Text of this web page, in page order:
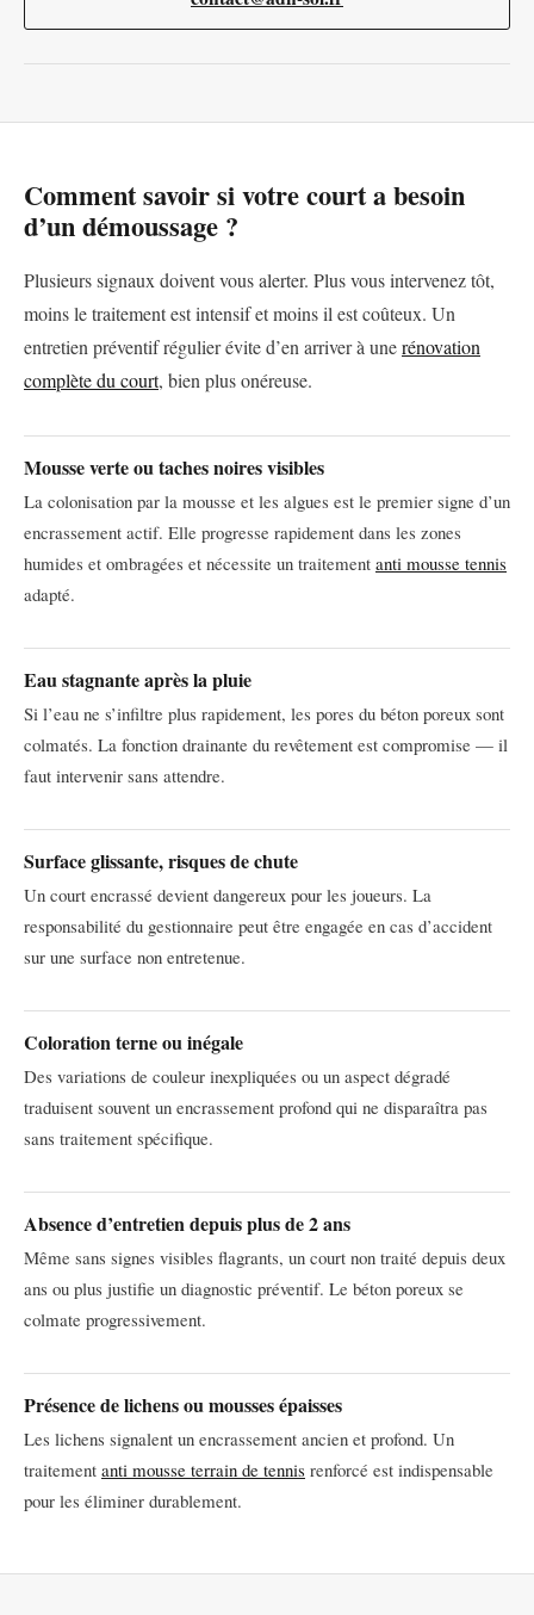
Comment savoir si votre court a besoin
d’un démoussage ?
Plusieurs signaux doivent vous alerter. Plus vous intervenez tôt,
moins le traitement est intensif et moins il est coûteux. Un
entretien préventif régulier évite d’en arriver à unerénovation
complète du court, bien plus onéreuse.
Mousse verte ou taches noires visibles
La colonisation par la mousse et les algues est le premier signe d’un
encrassement actif. Elle progresse rapidement dans les zones
humides et ombragées et nécessite un traitement anti mousse tennis
adapté.
Eau stagnante après la pluie
Si l’eau ne s’infiltre plus rapidement, les pores du béton poreux sont
colmatés. La fonction drainante du revêtement est compromise — il
faut intervenir sans attendre.
Surface glissante, risques de chute
Un court encrassé devient dangereux pour les joueurs. La
responsabilité du gestionnaire peut être engagée en cas d’accident
sur une surface non entretenue.
Coloration terne ou inégale
Des variations de couleur inexpliquées ou un aspect dégradé
traduisent souvent un encrassement profond qui ne disparaîtra pas
sans traitement spécifique.
Absence d’entretien depuis plus de 2 ans
Même sans signes visibles flagrants, un court non traité depuis deux
ans ou plus justifie un diagnostic préventif. Le béton poreux se
colmate progressivement.
Présence de lichens ou mousses épaisses
Les lichens signalent un encrassement ancien et profond. Un
traitement anti mousse terrain de tennis renforcé est indispensable
pour les éliminer durablement.